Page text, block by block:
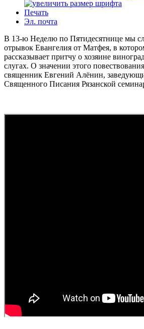
Печать
Эл. почта
В 13-ю Неделю по Пятидесятнице мы
отрывок Евангелия от Матфея, в
рассказывает притчу о хозяине
слугах. О значении этого
священник Евгений Алёнин,
Священного Писания Рязанской